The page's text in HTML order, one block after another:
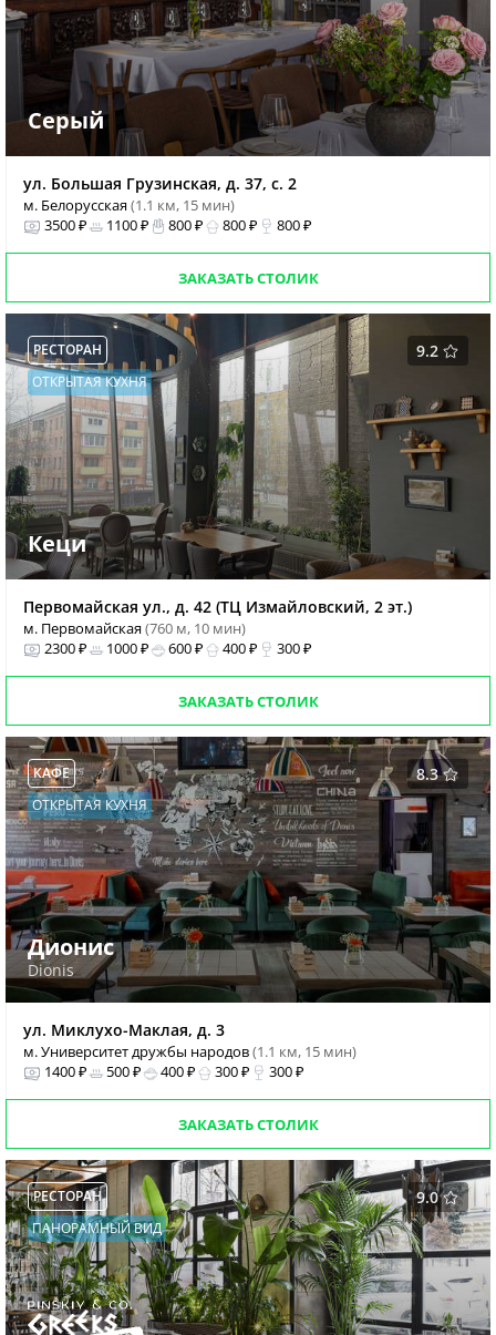
Серый
ул. Большая Грузинская, д. 37, с. 2
м. Белорусская(1.1 км, 15 мин)
3500 ₽
1100 ₽ 800 ₽ 800 ₽ 800 ₽
ЗАКАЗАТЬ СТОЛИК
9.2
РЕСТОРАН
ОТКРЫТАЯ КУХНЯ
Кеци
Первомайская ул., д. 42 (ТЦ Измайловский, 2 эт.)
м. Первомайская(760 м, 10 мин)
2300 ₽
1000 ₽ 600 ₽ 400 ₽ 300 ₽
ЗАКАЗАТЬ СТОЛИК
8.3
КАФЕ
ОТКРЫТАЯ КУХНЯ
Дионис
Dionis
ул. Миклухо-Маклая, д. 3
м. Университет дружбы народов(1.1 км, 15 мин)
1400 ₽
500 ₽ 400 ₽ 300 ₽ 300 ₽
ЗАКАЗАТЬ СТОЛИК
9.0
РЕСТОРАН
ПАНОРАМНЫЙ ВИД